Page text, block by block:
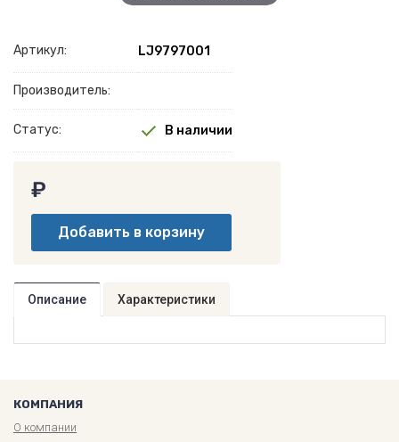
Артикул: LJ9797001
Производитель:
Статус: В наличии
₽
Описание Характеристики
КОМПАНИЯ
О компании